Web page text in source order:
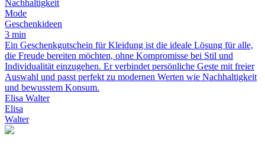
Nachhaltigkeit
Mode
Geschenkideen
3 min
Ein Geschenkgutschein für Kleidung ist die ideale Lösung für alle,
die Freude bereiten möchten, ohne Kompromisse bei Stil und
Individualität einzugehen. Er verbindet persönliche Geste mit freier
Auswahl und passt perfekt zu modernen Werten wie Nachhaltigkeit
und bewusstem Konsum.
Elisa Walter
Elisa
Walter